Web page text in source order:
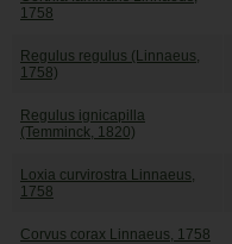
1758
Regulus regulus (Linnaeus,
1758)
Regulus ignicapilla
(Temminck, 1820)
Loxia curvirostra Linnaeus,
1758
Corvus corax Linnaeus, 1758